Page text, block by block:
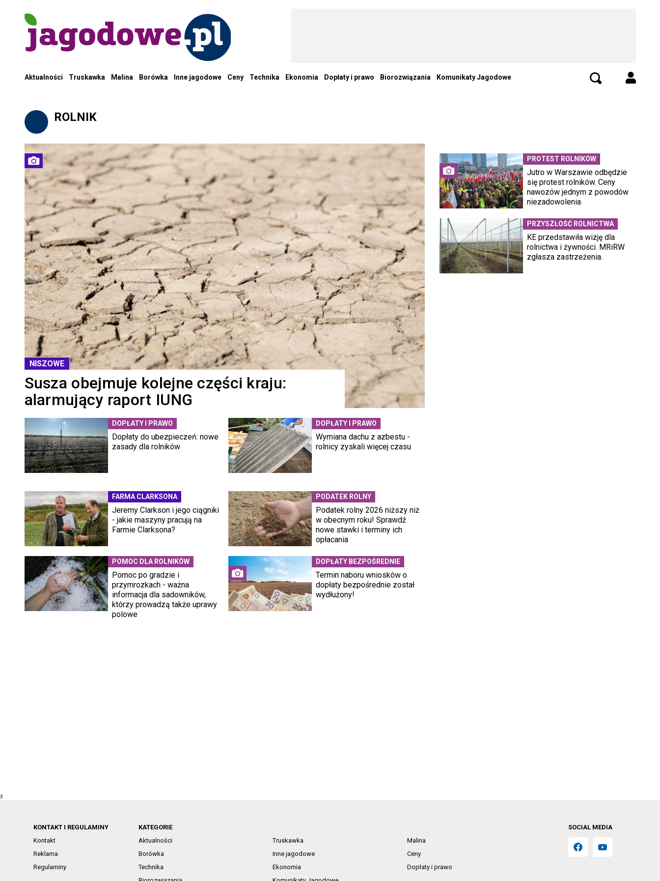
Aktualności Truskawka Malina Borówka Inne jagodowe Ceny Technika Ekonomia Dopłaty i prawo Biorozwiązania Komunikaty Jagodowe
ROLNIK
NISZOWE
Susza obejmuje kolejne części kraju:
alarmujący raport IUNG
DOPŁATY I PRAWO
Dopłaty do ubezpieczeń: nowe
zasady dla rolników
DOPŁATY I PRAWO
Wymiana dachu z azbestu -
rolnicy zyskali więcej czasu
FARMA CLARKSONA
Jeremy Clarkson i jego ciągniki
- jakie maszyny pracują na
Farmie Clarksona?
PODATEK ROLNY
Podatek rolny 2026 niższy niż
w obecnym roku! Sprawdź
nowe stawki i terminy ich
opłacania
POMOC DLA ROLNIKÓW
Pomoc po gradzie i
przymrozkach - ważna
informacja dla sadowników,
którzy prowadzą także uprawy
polowe
DOPŁATY BEZPOŚREDNIE
Termin naboru wniosków o
dopłaty bezpośrednie został
wydłużony!
PROTEST ROLNIKÓW
Jutro w Warszawie odbędzie
się protest rolników. Ceny
nawozów jednym z powodów
niezadowolenia
PRZYSZŁOŚĆ ROLNICTWA
KE przedstawiła wizję dla
rolnictwa i żywności. MRiRW
zgłasza zastrzeżenia.
X
KONTAKT I REGULAMINY
Kontakt
Reklama
Regulaminy
KATEGORIE
Aktualności
Truskawka
Malina
Borówka
Inne jagodowe
Ceny
Technika
Ekonomia
Dopłaty i prawo
SOCIAL MEDIA